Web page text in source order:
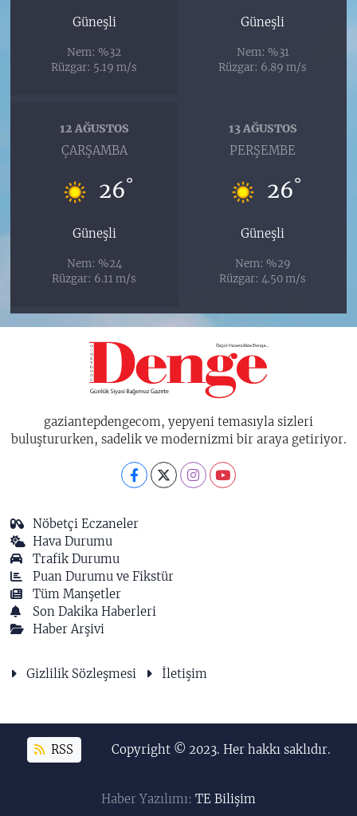
Güneşli
Nem: %32
Rüzgar: 5.19 m/s
Güneşli
Nem: %31
Rüzgar: 6.89 m/s
12 AĞUSTOS
ÇARŞAMBA
26°
Güneşli
Nem: %24
Rüzgar: 6.11 m/s
13 AĞUSTOS
PERŞEMBE
26°
Güneşli
Nem: %29
Rüzgar: 4.50 m/s
gaziantepdengecom, yepyeni temasıyla sizleri
buluştururken, sadelik ve modernizmi bir araya getiriyor.
Nöbetçi Eczaneler
Hava Durumu
Trafik Durumu
Puan Durumu ve Fikstür
Tüm Manşetler
Son Dakika Haberleri
Haber Arşivi
Gizlilik Sözleşmesi İletişim
RSS Copyright © 2023. Her hakkı saklıdır.
Haber Yazılımı: TE Bilişim